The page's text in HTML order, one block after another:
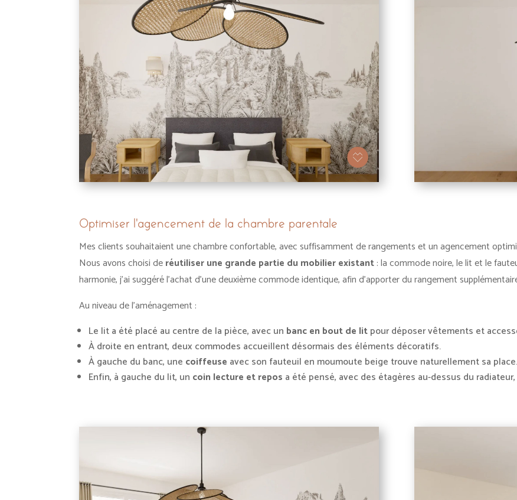
Optimiser l’agencement de la chambre parentale
Mes clients souhaitaient une chambre confortable, avec suffisamment de rangements et un agencement
Nous avons choisi deréutiliser une grande partie du mobilier existant: la commode noire, le lit et le
harmonie, j’ai suggéré l’achat d’une deuxième commode identique, afin d’apporter du rangement
Au niveau de l’aménagement :
Le lit a été placé au centre de la pièce, avec un banc en bout de litpour déposer vêtements et
À droite en entrant, deux commodes accueillent désormais des éléments décoratifs.
À gauche du banc, une coiffeuse avec son fauteuil en moumoute beige trouve naturellement sa place.
Enfin, à gauche du lit, un coin lecture et repos a été pensé, avec des étagères au-dessus du